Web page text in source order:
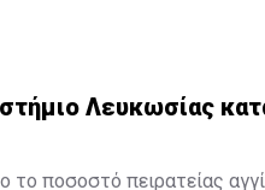
καταθέσει σημαντικά
οι απόψεις μας για την
των ταμείων προνοίας, το
εισόδημα».
Λευκωσίας
το ποσοστό πειρατείας